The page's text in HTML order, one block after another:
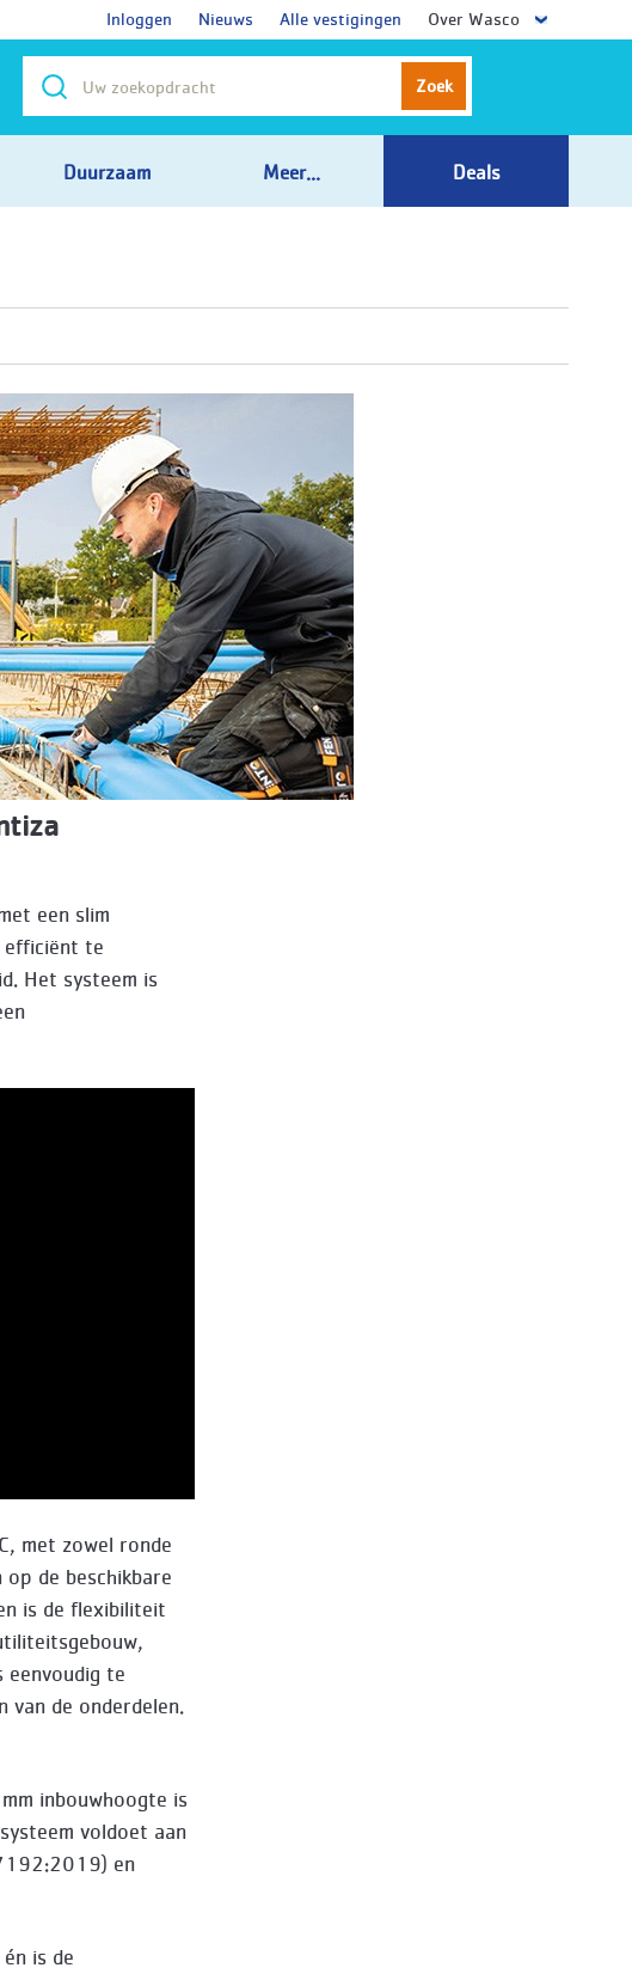
Inloggen Nieuws Alle vestigingen Over Wasco
Zoek
Duurzaam Meer... Deals
een slim
efficiënt te
Het systeem is
met zowel ronde
op de beschikbare
is de flexibiliteit
eenvoudig te
van de onderdelen.
inbouwhoogte is
voldoet aan
en
is de